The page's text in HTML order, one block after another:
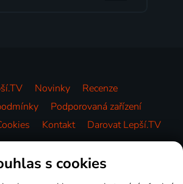
Novinky
Recenze
Podporovaná zařízení
Kontakt Darovat Lepší.TV
Videotéka
s cookies